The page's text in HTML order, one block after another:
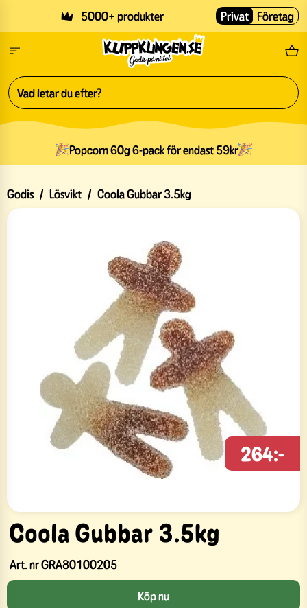
5000+ produkter Fri
Privat Företag
Popcorn 60g 6-pack för endast 59kr
Godis / Lösvikt / Coola Gubbar 3.5kg
Coola Gubbar 3.5kg
Art. nrGRA80100205
264:-
Köp nu